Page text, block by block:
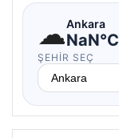
☁Ankara
NaN°C
ŞEHIR SEÇ